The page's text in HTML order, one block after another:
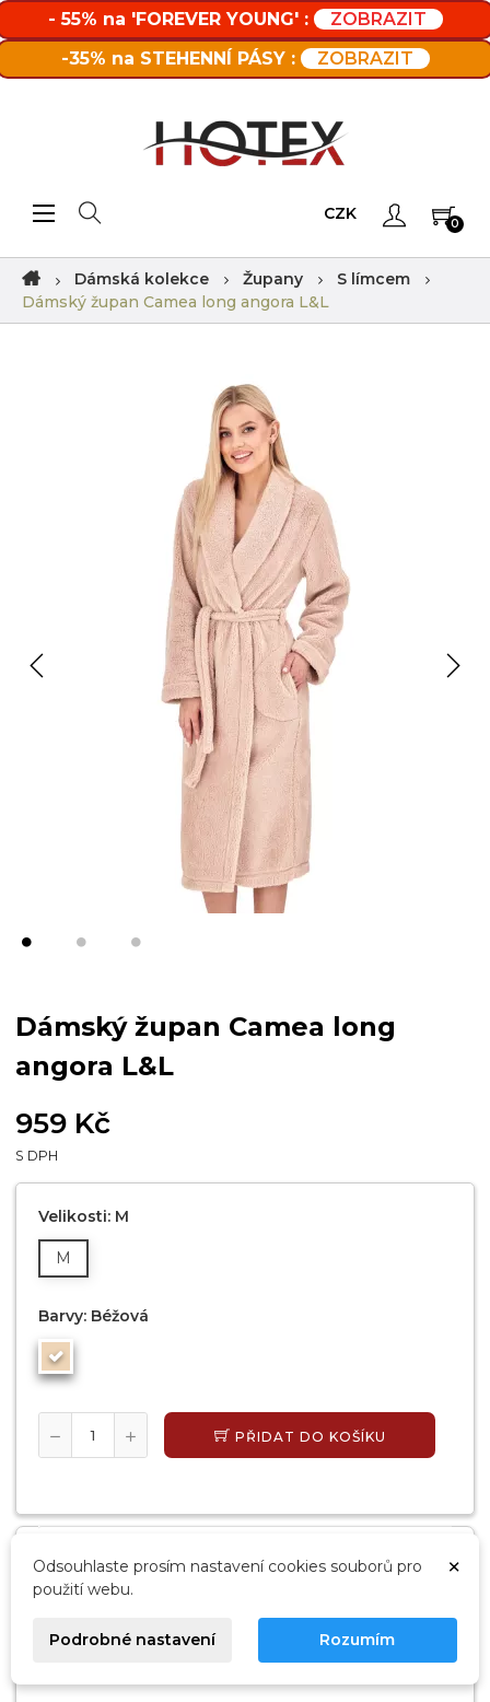
- 55% na 'FOREVER YOUNG' :
ZOBRAZIT
-35% na STEHENNÍ PÁSY :
ZOBRAZIT
Toggle navigation
☰ CZK
0
Dámská kolekce Župany
S límcem
Dámský župan Camea long angora L&L
Dámský župan Camea long
angora L&L
959 Kč
S DPH
Velikosti: M
M
Barvy: Béžová
PŘIDAT DO KOŠÍKU
Popis
Dámský župan Camea long angora značky L&L
nabízí elegantní styl, měkký wellsoft materiál a pohodlí
×
Odsouhlaste prosím nastavení cookies souborů pro
použití webu.
Podrobné nastavení Rozumím